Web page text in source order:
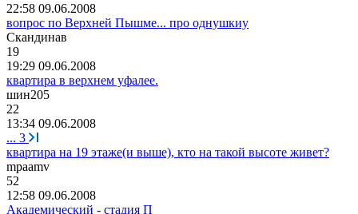
22:58 09.06.2008
вопрос по Верхней Пышме... про однушкиу
Скандинав
19
19:29 09.06.2008
квартира в верхнем уфалее.
шин205
22
13:34 09.06.2008
... 3
квартира на 19 этаже(и выше), кто на такой высоте живет?
mpaamv
52
12:58 09.06.2008
Академический - стадия П